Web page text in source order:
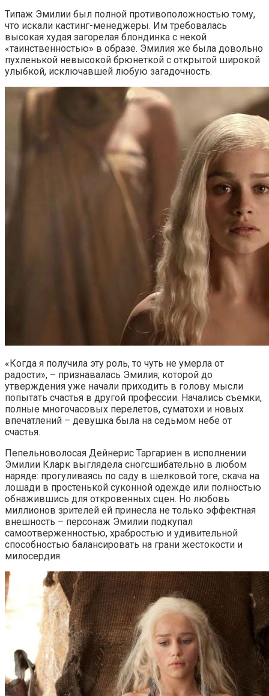
Типаж Эмилии был полной противоположностью тому,
что искали кастинг-менеджеры. Им требовалась
высокая худая загорелая блондинка с некой
«таинственностью» в образе. Эмилия же была довольно
пухленькой невысокой брюнеткой с открытой широкой
улыбкой, исключавшей любую загадочность.
«Когда я получила эту роль, то чуть не умерла от
радости», – признавалась Эмилия, которой до
утверждения уже начали приходить в голову мысли
попытать счастья в другой профессии. Начались съемки,
полные многочасовых перелетов, суматохи и новых
впечатлений – девушка была на седьмом небе от
счастья.
Пепельноволосая Дейнерис Таргариен в исполнении
Эмилии Кларк выглядела сногсшибательно в любом
наряде: прогуливаясь по саду в шелковой тоге, скача на
лошади в простенькой суконной одежде или полностью
обнажившись для откровенных сцен. Но любовь
миллионов зрителей ей принесла не только эффектная
внешность – персонаж Эмилии подкупал
самоотверженностью, храбростью и удивительной
способностью балансировать на грани жестокости и
милосердия.